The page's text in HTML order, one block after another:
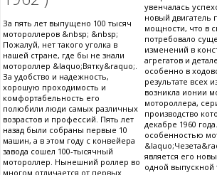
За пять лет выпущено 100 тысяч
мотороллеров &nbsp; &nbsp;
Пожалуй, нет такого уголка в
нашей стране, где бы не знали
мотороллер &laquo;Вятку&raquo;.
За удобство и надежность,
хорошую проходимость и
комфортабельность его
полюбили люди самых различных
возрастов и профессий. Пять лет
назад были собраны первые 10
машин, а в этом году с конвейера
завода сошел 100-тысячный
мотороллер. Нынешний роллер во
многом отличается от первых
увенчалась
новый
мощности, что в
потребовало
изменений в
агрегатов и
особенно в
результате всех
возникла ионии
мотороллера,
производство
декабре 1960
особенностью
является его
одной выпускной